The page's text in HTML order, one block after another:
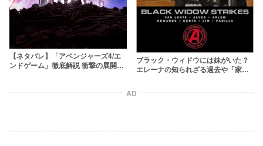
【ネタバレ】「アベンジャーズ4/エ
ンドゲーム」徹底解説 衝撃の展開は
ブラック・ウィドウには妹がいた？
エレーナの知られざる過去や「家
AD